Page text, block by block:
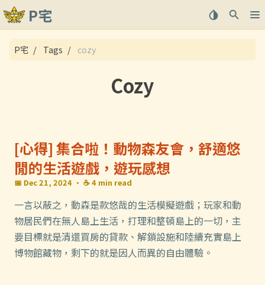
P宅
關於
P宅 Tags cozy
Cozy
[心得] 集合啦！動物森友會，舒適悠
閒的生活遊戲，遊玩感想
📅 Dec 21, 2024 · ☕ 4 min read
一言以蔽之，動森是款悠哉的生活模擬遊戲；玩家和動
物居民們在無人島上生活，打理和整頓島上的一切，主
要目標就是清還買房的貸款、解鎖設施和陸續充實島上
博物館藏物，剩下的就是因人而異的自由體驗。